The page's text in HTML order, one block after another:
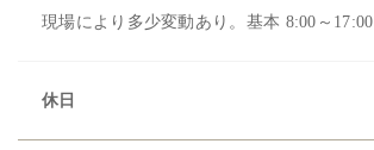
現場により多少変動あり。基本 8:00～17:00
休日